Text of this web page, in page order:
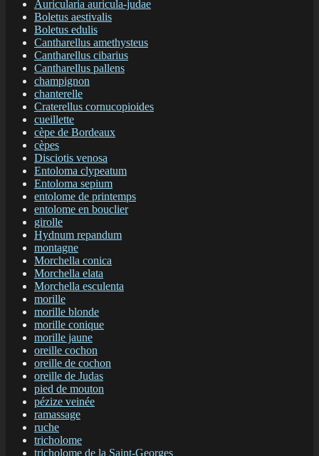
Auricularia auricula-judae
Boletus aestivalis
Boletus edulis
Cantharellus amethysteus
Cantharellus cibarius
Cantharellus pallens
champignon
chanterelle
Craterellus cornucopioides
cueillette
cèpe de Bordeaux
cèpes
Disciotis venosa
Entoloma clypeatum
Entoloma sepium
entolome de printemps
entolome en bouclier
girolle
Hydnum repandum
montagne
Morchella conica
Morchella elata
Morchella esculenta
morille
morille blonde
morille conique
morille jaune
oreille cochon
oreille de cochon
oreille de Judas
pied de mouton
pézize veinée
ramassage
ruche
tricholome
tricholome de la Saint-Georges